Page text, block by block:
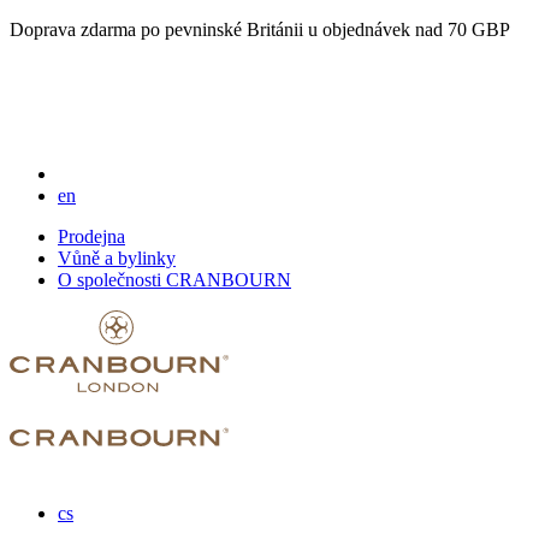
Doprava zdarma po pevninské Británii u objednávek nad 70 GBP
en
Prodejna
Vůně a bylinky
O společnosti CRANBOURN
cs